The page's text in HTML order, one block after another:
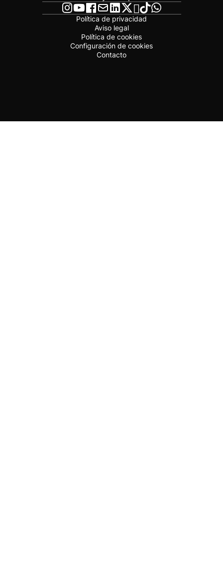
Política de privacidad
Aviso legal
Política de cookies
Configuración de cookies
Contacto